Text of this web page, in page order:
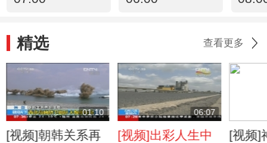
精选 查看更多
01:10
[视频]朝韩关系再
06:07
[视频]出彩人生中
[视频]